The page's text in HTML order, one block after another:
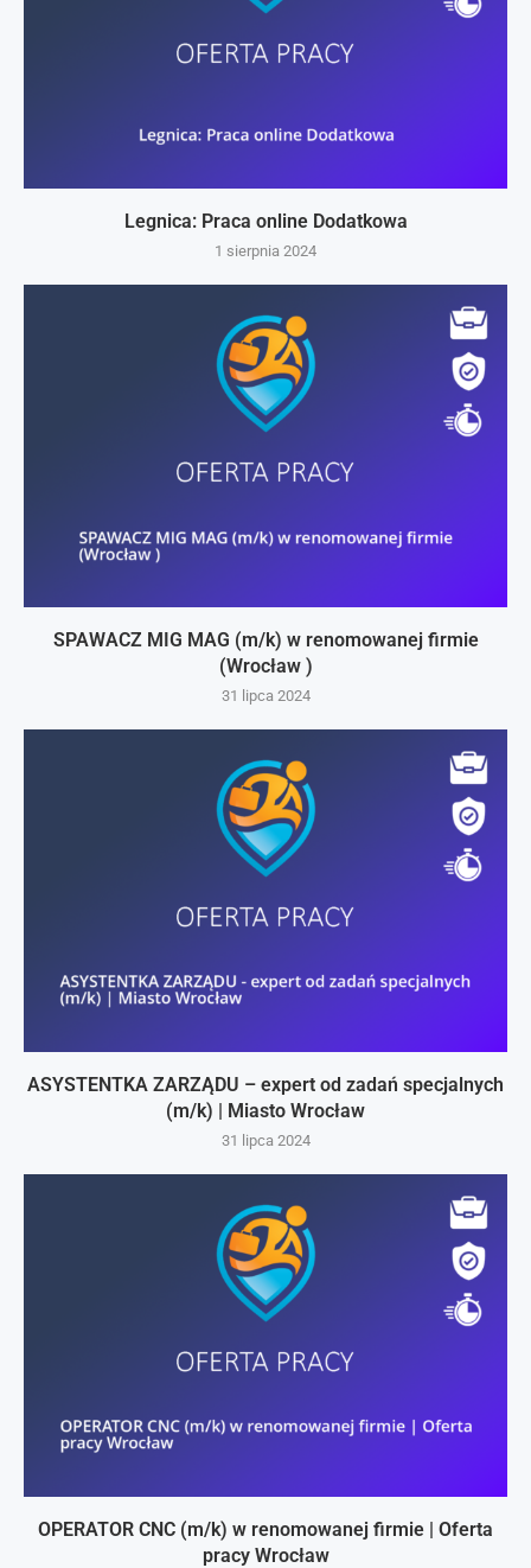
Legnica: Praca online Dodatkowa
1 sierpnia 2024
SPAWACZ MIG MAG (m/k) w renomowanej firmie
(Wrocław )
31 lipca 2024
ASYSTENTKA ZARZĄDU – expert od zadań specjalnych
(m/k) | Miasto Wrocław
31 lipca 2024
OPERATOR CNC (m/k) w renomowanej firmie | Oferta
pracy Wrocław